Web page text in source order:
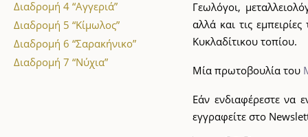
Διαδρομή 4 “Αγγεριά”
Διαδρομή 5 “Κίμωλος”
Διαδρομή 6 “Σαρακήνικο”
Διαδρομή 7 “Νύχια”
Γεωλόγοι,
αλλά και τις
Κυκλαδίτικου τοπίου.
Μία πρωτοβουλία του
Εάν ενδιαφέρεστε να
εγγραφείτε στο